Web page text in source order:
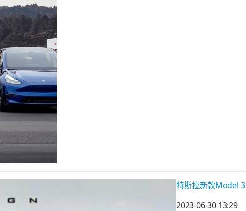
特斯拉新款Model
2023-06-30 13:29